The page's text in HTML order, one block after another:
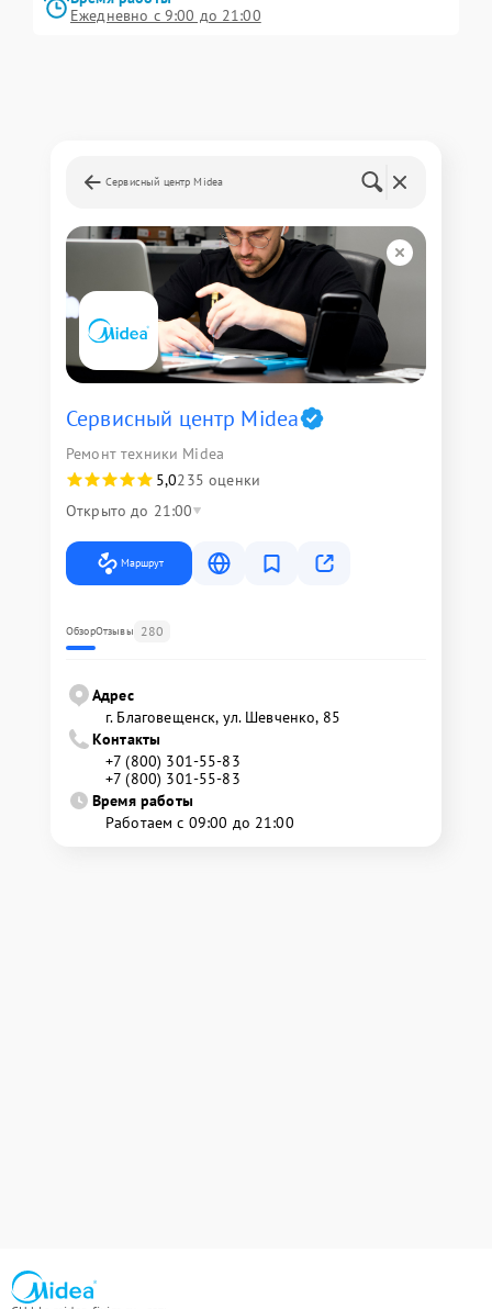
Ежедневно с 9:00 до 21:00
Сервисный центр Midea
Сервисный центр Midea
Ремонт техники Midea
5,0235 оценки
Открыто до 21:00
Маршрут
ОбзорОтзывы 280
Адрес
г. Благовещенск, ул. Шевченко, 85
Контакты
+7 (800) 301-55-83
+7 (800) 301-55-83
Время работы
Работаем с 09:00 до 21:00